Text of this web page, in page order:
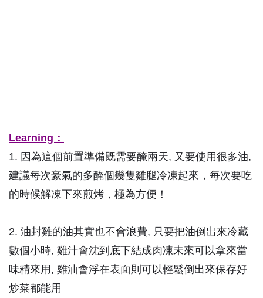
Learning：
1. 因為這個前置準備既需要醃兩天, 又要使用很多油,
建議每次豪氣的多醃個幾隻雞腿冷凍起來，每次要吃
的時候解凍下來煎烤，極為方便！
2. 油封雞的油其實也不會浪費, 只要把油倒出來冷藏
數個小時, 雞汁會沈到底下結成肉凍未來可以拿來當
味精來用, 雞油會浮在表面則可以輕鬆倒出來保存好
炒菜都能用